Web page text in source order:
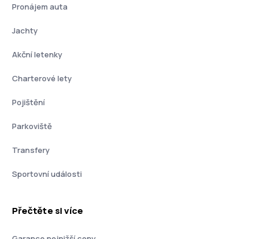
Pronájem auta
Jachty
Akční letenky
Charterové lety
Pojištění
Parkoviště
Transfery
Sportovní události
Přečtěte si více